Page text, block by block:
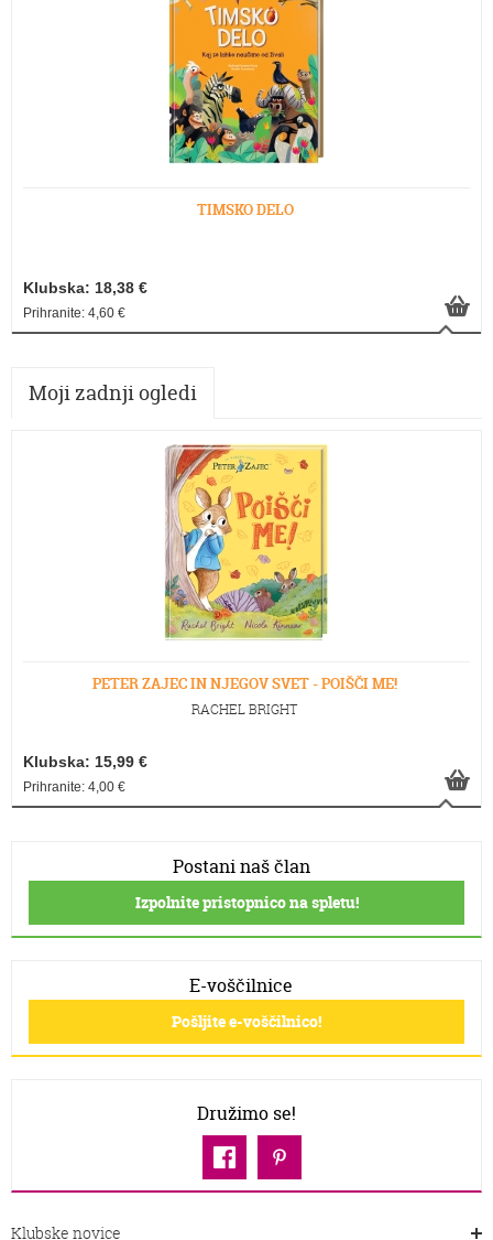
TIMSKO DELO
Klubska: 18,38 €
Prihranite: 4,60 €
Moji zadnji ogledi
PETER ZAJEC IN NJEGOV SVET - POIŠČI ME!
RACHEL BRIGHT
Klubska: 15,99 €
Prihranite: 4,00 €
Postani naš član
Izpolnite pristopnico na spletu!
E-voščilnice
Pošljite e-voščilnico!
Družimo se!
Klubske novice